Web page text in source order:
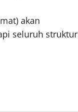
akan
seluruh struktur